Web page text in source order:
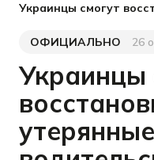
Категория
ОФИЦИАЛЬНО
Дата публикации
26
Украинцы
утерянные